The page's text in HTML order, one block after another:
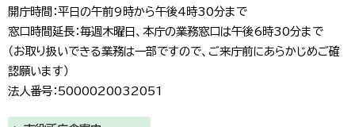
開庁時間：平日の午前9時から午後4時30分まで
窓口時間延長：毎週木曜日、本庁の業務窓口は午後6時30分まで
（お取り扱いできる業務は一部ですので、ご来庁前にあらかじめご確
認願います）
法人番号：5000020032051